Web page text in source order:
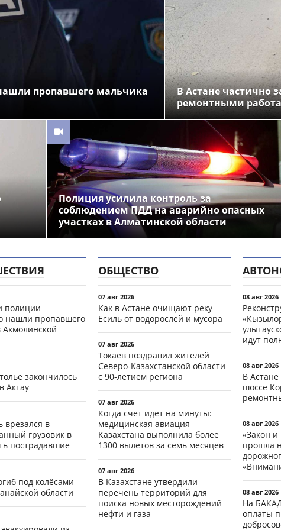
пропавшего мальчика
В Астане частично
ремонтными
Полиция усилила контроль за
соблюдением ПДД на аварийно опасных
участках в Алматинской области
полиции
нашли пропавшего
Акмолинской
закончилось
Актау
врезался в
грузовик в
пострадавшие
под колёсами
области
ОБЩЕСТВО
07 авг 2026
Как в Астане очищают реку
Есиль от водорослей и мусора
07 авг 2026
Токаев поздравил жителей
Северо-Казахстанской области
с 90-летием региона
07 авг 2026
Когда счёт идёт на минуты:
медицинская авиация
Казахстана выполнила более
1300 вылетов за семь месяцев
07 авг 2026
В Казахстане утвердили
перечень территорий для
поиска новых месторождений
нефти и газа
08 авг 2026
идут
08 авг 2026
В
шоссе
08 авг 2026
«Закон и
прошла
08 авг 2026
На
оплаты